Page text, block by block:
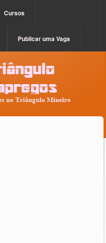
Cursos
Publicar uma Vaga